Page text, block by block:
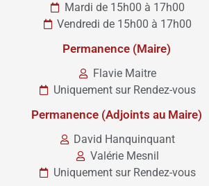
Mardi de 15h00 à 17h00
Vendredi de 15h00 à 17h00
Permanence (Maire)
Flavie Maitre
Uniquement sur Rendez-vous
Permanence (Adjoints au Maire)
David Hanquinquant
Valérie Mesnil
Uniquement sur Rendez-vous